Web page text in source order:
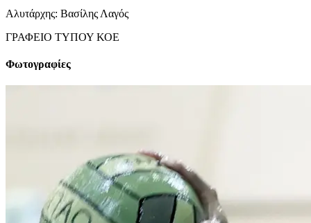
Αλυτάρχης: Βασίλης Λαγός
ΓΡΑΦΕΙΟ ΤΥΠΟΥ ΚΟΕ
Φωτογραφίες